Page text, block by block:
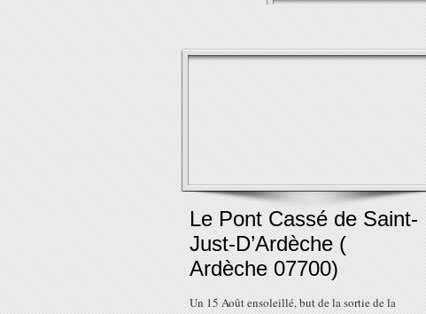
Le Pont Cassé de Saint-
Just-D’Ardèche (
Ardèche 07700)
Un 15 Août ensoleillé, but de la sortie de la